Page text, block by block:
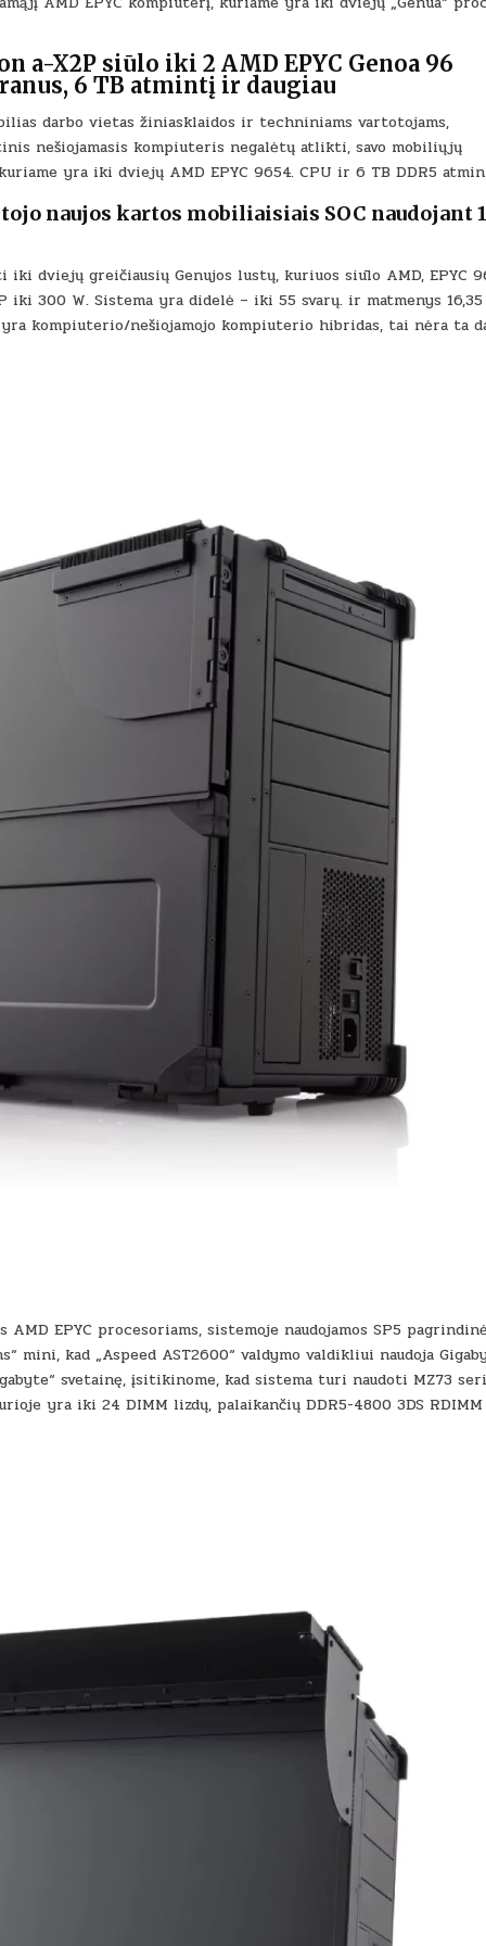
BRANDUOLIŲ
GENOA
PROCESORIŲ
IR
4K
EKRANŲ,
SVERIA
IKI
55
X2P siūlo iki 2 AMD EPYC Genoa 96
6 TB atmintį ir daugiau
darbo vietas žiniasklaidos ir techniniams vartotojams,
nešiojamasis kompiuteris negalėtų atlikti, savo mobiliųjų
yra iki dviejų AMD EPYC 9654. CPU ir 6 TB DDR5
naujos kartos mobiliaisiais SOC naudojant
dviejų greičiausių Genujos lustų, kuriuos siūlo AMD, EPYC
300 W. Sistema yra didelė – iki 55 svarų. ir matmenys
kompiuterio/nešiojamojo kompiuterio hibridas, tai nėra ta
EPYC procesoriams, sistemoje naudojamos SP5
mini, kad „Aspeed AST2600“ valdymo valdikliui naudoja
svetainę, įsitikinome, kad sistema turi naudoti MZ73
yra iki 24 DIMM lizdų, palaikančių DDR5-4800 3DS RDIMM